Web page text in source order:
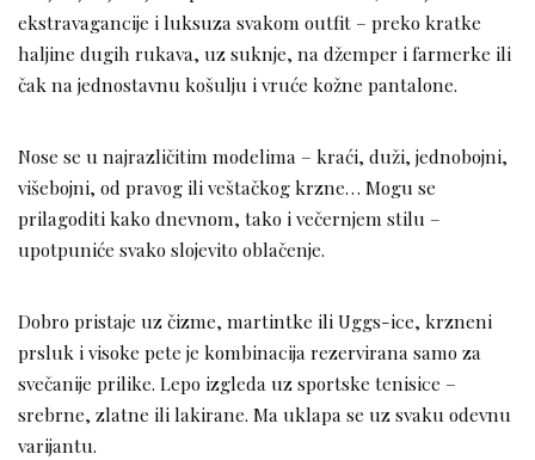
ekstravagancije i luksuza svakom outfit – preko kratke
haljine dugih rukava, uz suknje, na džemper i farmerke ili
čak na jednostavnu košulju i vruće kožne pantalone.
Nose se u najrazličitim modelima – kraći, duži, jednobojni,
višebojni, od pravog ili veštačkog krzne… Mogu se
prilagoditi kako dnevnom, tako i večernjem stilu –
upotpuniće svako slojevito oblačenje.
Dobro pristaje uz čizme, martintke ili Uggs-ice, krzneni
prsluk i visoke pete je kombinacija rezervirana samo za
svečanije prilike. Lepo izgleda uz sportske tenisice –
srebrne, zlatne ili lakirane. Ma uklapa se uz svaku odevnu
varijantu.